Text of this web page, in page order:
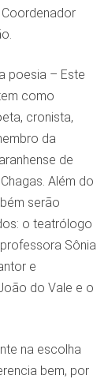
poesia – Este
como
cronista,
da
de
Além do
serão
o teatrólogo
Sônia
e
do Vale e o
na escolha
bem, por